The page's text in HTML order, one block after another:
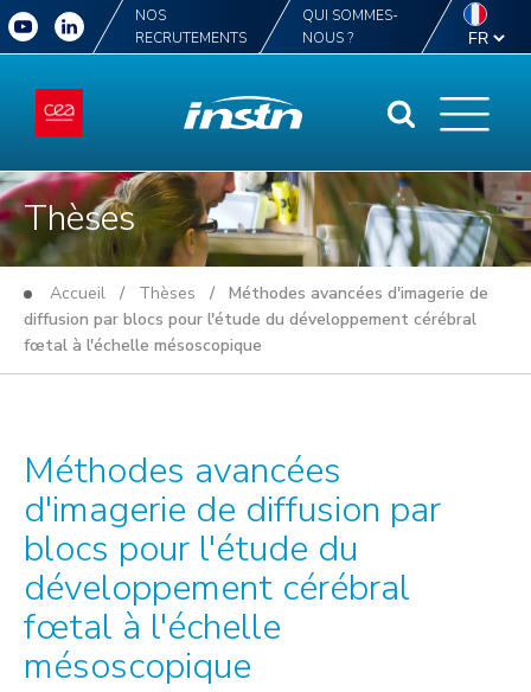
NOS
RECRUTEMENTS
QUI SOMMES-
NOUS ?
Thèses
Accueil / Thèses / Méthodes avancées d'imagerie de
diffusion par blocs pour l'étude du développement cérébral
fœtal à l'échelle mésoscopique
Méthodes avancées
d'imagerie de diffusion par
blocs pour l'étude du
développement cérébral
fœtal à l'échelle
mésoscopique